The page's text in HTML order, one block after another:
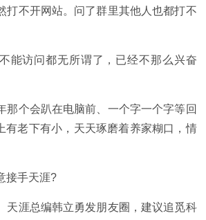
打不开网站。问了群里其他人也都打不
能访问都无所谓了，已经不那么兴奋
那个会趴在电脑前、一个字一个字等回
有老下有小，天天琢磨着养家糊口，情
接手天涯?
天涯总编韩立勇发朋友圈，建议追觅科